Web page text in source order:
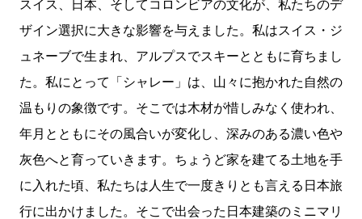
スイス、日本、そしてコロンビアの文化が、私たちのデ
ザイン選択に大きな影響を与えました。私はスイス・ジ
ュネーブで生まれ、アルプスでスキーとともに育ちまし
た。私にとって「シャレー」は、山々に抱かれた自然の
温もりの象徴です。そこでは木材が惜しみなく使われ、
年月とともにその風合いが変化し、深みのある濃い色や
灰色へと育っていきます。ちょうど家を建てる土地を手
に入れた頃、私たちは人生で一度きりとも言える日本旅
行に出かけました。そこで出会った日本建築のミニマリ